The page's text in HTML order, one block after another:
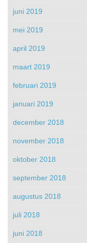
juni 2019
mei 2019
april 2019
maart 2019
februari 2019
januari 2019
december 2018
november 2018
oktober 2018
september 2018
augustus 2018
juli 2018
juni 2018